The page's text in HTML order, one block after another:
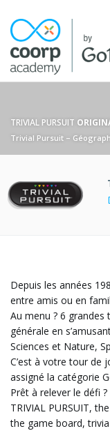
TRIVIAL PURSUIT
Trivial Pursuit –
Depuis les années
entre amis ou en
Au menu ? 6
générale en
Sciences et Nature,
C’est à votre tour de
assigné la catégorie
Prêt à relever le défi ?
TRIVIAL PURSUIT,
the game board,